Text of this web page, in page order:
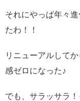
それにやっぱ年々
たわ！！
リニューアルして
感ゼロになった♪
でも、サラッサラ